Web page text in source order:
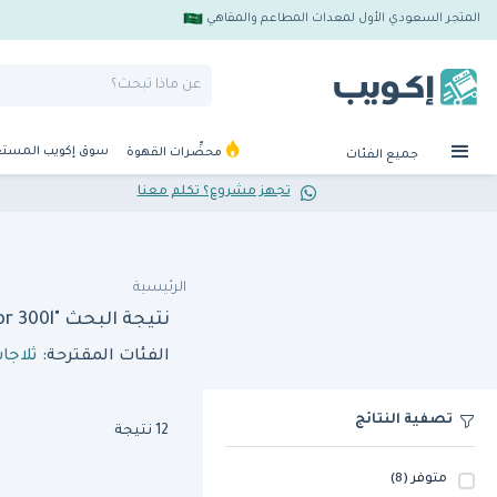
المتجر السعودي الأول لمعدات المطاعم والمقاهي
جميع الفئات محضِّرات القهوة سوق إكويب
تجهز مشروع؟ تكلم معنا
الرئيسية
نتيجة البحث "sofia refrigeration sof bb300c bs undercounter refrigerator 300l"
الفئات المقترحة:
تصفية النتائج
متوفر(8)
12 نتيجة